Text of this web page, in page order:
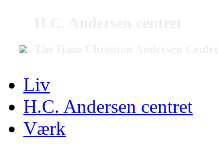
Liv
H.C. Andersen centret
Værk